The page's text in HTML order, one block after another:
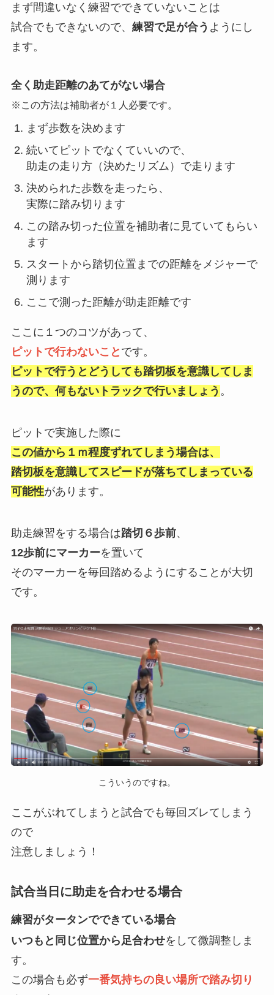
まず間違いなく練習でできていないことは
試合でもできないので、 練習で足が合う ようにし
ます。
全く助走距離のあてがない場合
※この方法は補助者が１人必要です。
まず歩数を決めます
続いてピットでなくていいので、
助走の走り方（決めたリズム）で走ります
決められた歩数を走ったら、
実際に踏み切ります
この踏み切った位置を補助者に見ていてもらい
ます
スタートから踏切位置までの距離をメジャーで
測ります
ここで測った距離が助走距離です
ここに１つのコツがあって、
ピットで行わないこと です。
ピットで行うとどうしても踏切板を意識してしま
うので、 何もないトラックで行いましょう 。
ピットで実施した際に
この値から１ｍ程度ずれてしまう場合は、
踏切板を意識してスピードが落ちてしまっている
可能性があります。
助走練習をする場合は踏切６歩前、
12歩前にマーカーを置いて
そのマーカーを毎回踏めるようにする ことが大切
です。
こういうのですね。
ここがぶれてしまうと試合でも毎回ズレてしまう
ので
注意しましょう！
試合当日に助走を合わせる場合
練習がタータンでできている場合
いつもと同じ位置から足合わせをして微調整しま
す。
この場合も必ず一番気持ちの良い場所で踏み切り